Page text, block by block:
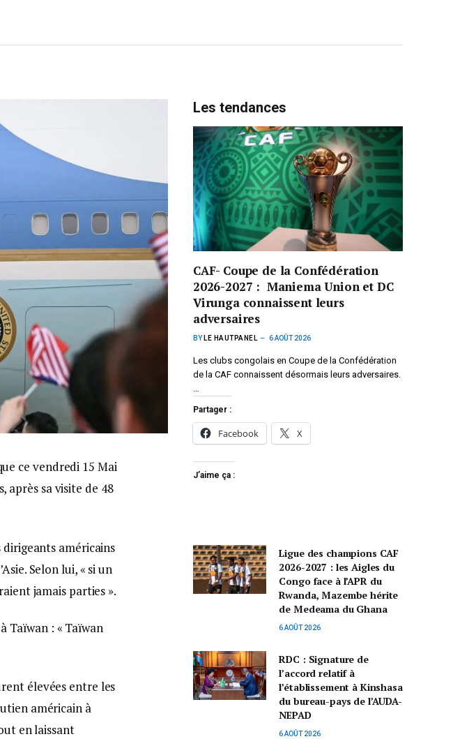
ce vendredi 15 Mai
après sa visite de 48
américains
Selon lui, « si un
jamais parties ».
Taïwan : « Taïwan
élevées entre les
américain à
en laissant
Les tendances
CAF- Coupe de la Confédération
2026-2027 : Maniema Union et DC
Virunga connaissent leurs
adversaires
BY LE HAUTPANEL 6 AOÛT 2026
Les clubs congolais en Coupe de la Confédération
de la CAF connaissent désormais leurs adversaires.
…
Partager :
Facebook X
J’aime ça :
Ligue des champions CAF
2026-2027 : les Aigles du
Congo face à l’APR du
Rwanda, Mazembe hérite
de Medeama du Ghana
6 AOÛT 2026
RDC : Signature de
l’accord relatif à
l’établissement à Kinshasa
du bureau-pays de l’AUDA-
NEPAD
6 AOÛT 2026